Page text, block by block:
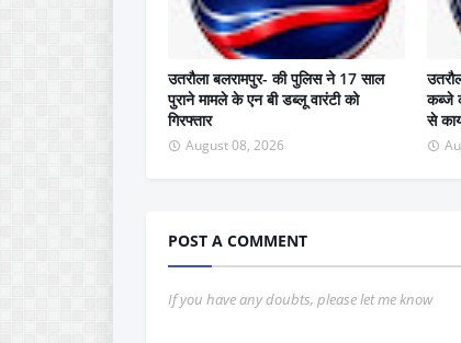
उतरौला बलरामपुर- की पुलिस ने 17 साल
पुराने मामले के एन बी डब्लू वारंटी को
गिरफ्तार
August 08, 2026
कब्जे
से
POST A COMMENT
If you have any doubts, please let me know